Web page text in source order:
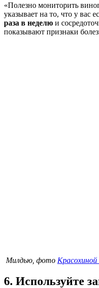
«Полезно мониторить
указывает на то, что у вас
раза в неделю и
показывают признаки
Милдью, фото
6. Используйте